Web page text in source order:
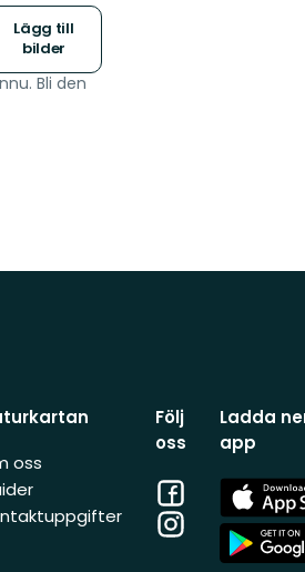
Lägg till
bilder
Bli den
oss
Följ
oss
Facebook
Instagram
Ladda
app
App
Store
App
Store